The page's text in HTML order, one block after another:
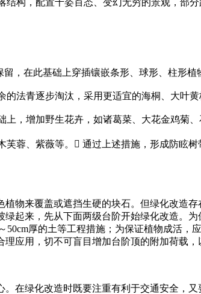
在此基础上穿插镶嵌条形、球形、柱形植
青逐步淘汰，采用更适宜的海桐、大叶黄
增加野生花卉，如诸葛菜、大花金鸡菊、
、紫薇等。 通过上述措施，形成防眩
来覆盖或遮挡生硬的块石。但绿化改造
起来，先从下面两级台阶开始绿化改造。
50cm厚的土等工程措施；为保证植物成活
应用，切不可盲目增加台阶顶的附加荷载，
绿化改造时既要注重有利于交通安全，